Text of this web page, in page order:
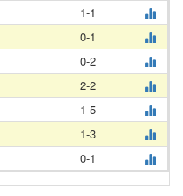
1-1
0-1
0-2
2-2
1-5
1-3
0-1